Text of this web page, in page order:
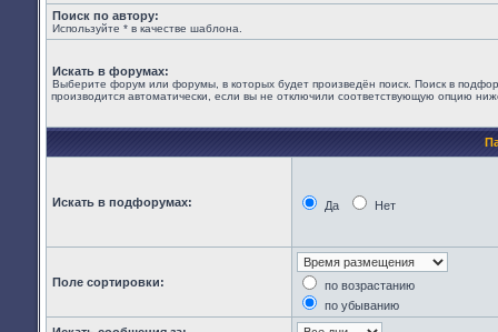
Поиск по автору:
Используйте * в качестве шаблона.
Искать в форумах:
Выберите форум или форумы, в которых будет произведён поиск. Поиск в
производится автоматически, если вы не отключили соответствующую опцию
Искать в подфорумах: Да Нет
Поле сортировки:
по возрастанию
по убыванию